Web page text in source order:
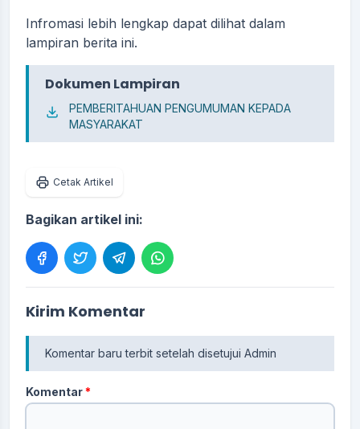
Infromasi lebih lengkap dapat dilihat dalam
lampiran berita ini.
Dokumen Lampiran
PEMBERITAHUAN PENGUMUMAN KEPADA
MASYARAKAT
Cetak Artikel
Bagikan artikel ini:
Kirim Komentar
Komentar baru terbit setelah disetujui Admin
Komentar*